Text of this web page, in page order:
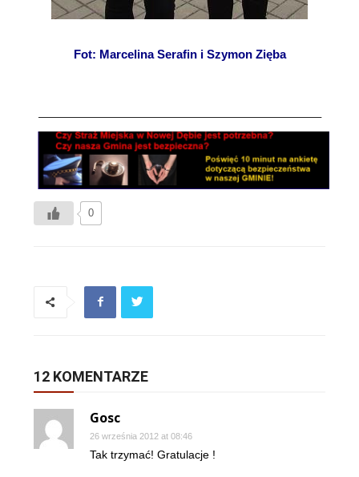
Fot: Marcelina Serafin i Szymon Zięba
———————————————————————–
0
12 KOMENTARZE
Gosc
26 września 2012 at 08:46
Tak trzymać! Gratulacje !